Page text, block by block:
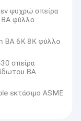
ψυχρώ σπείρα
BA φύλλο
BA 6K 8K φύλλο
σπείρα
BA
εκτάσιμο ASME